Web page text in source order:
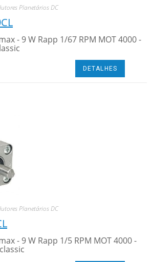
Planetários DC
- 9 W Rapp 1/67 RPM MOT 4000 -
DETALHES
Planetários DC
- 9 W Rapp 1/5 RPM MOT 4000 -